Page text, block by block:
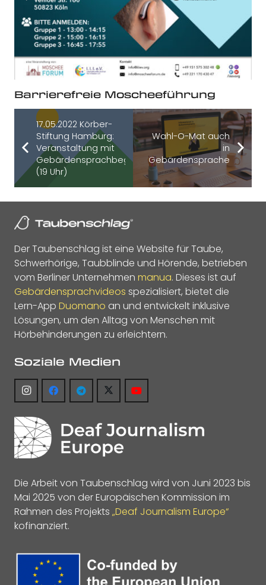
Barrierefreie Moscheeführung
17.05.2022 Körber-
Stiftung Hamburg:
Veranstaltung mit
Gebärdensprachbegleitung
(19 Uhr)
Wahl-O-Mat auch
in
Gebärdensprache
Der Taubenschlag ist eine Website für Taube,
Schwerhörige, Taubblinde und Hörende, betrieben
vom Berliner Unternehmen manua. Dieses ist auf
Gebärdensprachvideos spezialisiert, bietet die
Lern-App Duomano an und entwickelt inklusive
Lösungen, um den Alltag von Menschen mit
Hörbehinderungen zu erleichtern.
Soziale Medien
Die Arbeit von Taubenschlag wird von Juni 2023 bis
Mai 2025 von der Europäischen Kommission im
Rahmen des Projekts „Deaf Journalism Europe“
kofinanziert.